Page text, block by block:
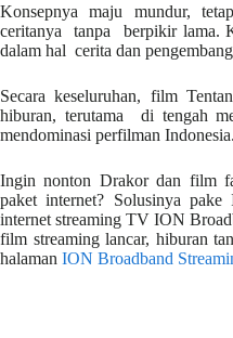
Konsepnya maju mundur,
ceritanya tanpa berpikir lama.
dalam hal cerita dan
Secara keseluruhan, film
hiburan, terutama di tengah
mendominasi perfilman Indonesia.
Ingin nonton Drakor dan film
paket internet? Solusinya
internet streaming TV ION
film streaming lancar, hiburan
halaman ION Broadband